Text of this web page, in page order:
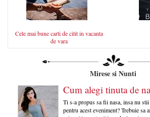
Cele mai bune carti de citit in vacanta
de vara
Mirese si Nunti
Cum alegi tinuta de
Ti s-a propus sa fii nasa, insa nu
pentru acest eveniment? Trebuie sa